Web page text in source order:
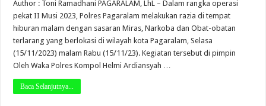
Author : Toni Ramadhani PAGARALAM, LhL – Dalam rangka operasi
pekat II Musi 2023, Polres Pagaralam melakukan razia di tempat
hiburan malam dengan sasaran Miras, Narkoba dan Obat-obatan
terlarang yang berlokasi di wilayah kota Pagaralam, Selasa
(15/11/2023) malam Rabu (15/11/23). Kegiatan tersebut di pimpin
Oleh Waka Polres Kompol Helmi Ardiansyah …
Baca Selanjutnya...